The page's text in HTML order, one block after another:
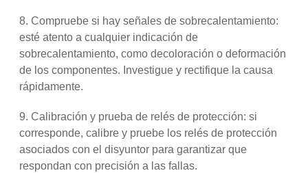
8. Compruebe si hay señales de sobrecalentamiento:
esté atento a cualquier indicación de
sobrecalentamiento, como decoloración o deformación
de los componentes. Investigue y rectifique la causa
rápidamente.
9. Calibración y prueba de relés de protección: si
corresponde, calibre y pruebe los relés de protección
asociados con el disyuntor para garantizar que
respondan con precisión a las fallas.